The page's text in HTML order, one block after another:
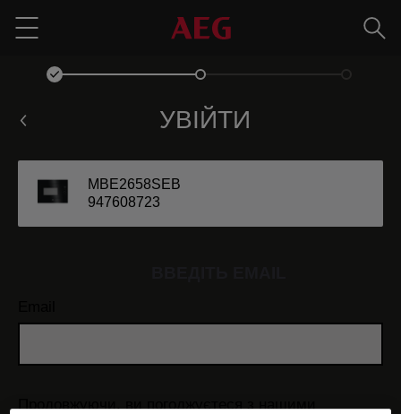
Menu
УВІЙТИ
MBE2658SEB
947608723
Продовжуючи, ви погоджуєтеся з нашими